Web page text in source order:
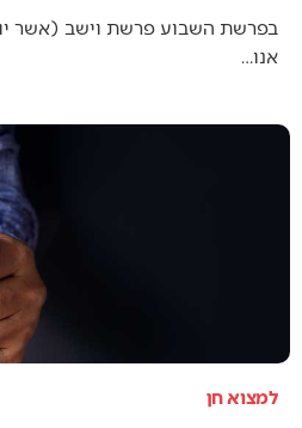
בפרשת השבוע פרשת וישב (אשר
אנו…
למצוא חן